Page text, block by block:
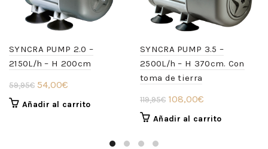
SYNCRA PUMP 2.0 –
2150L/h – H 200cm
59,95€ El
precio
54,00€
precio
Añadir al carrito
SYNCRA PUMP 3.5 –
2500L/h – H 370cm. Con
toma de tierra
119,95€ El
precio
108,00€
precio
Añadir al carrito